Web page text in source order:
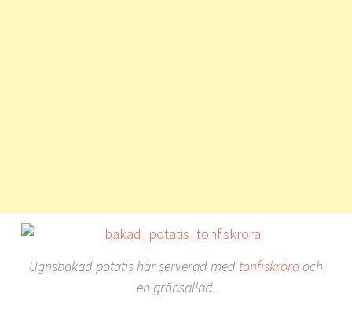
Ugnsbakad potatis här serverad med tonfiskröraoch
en grönsallad.